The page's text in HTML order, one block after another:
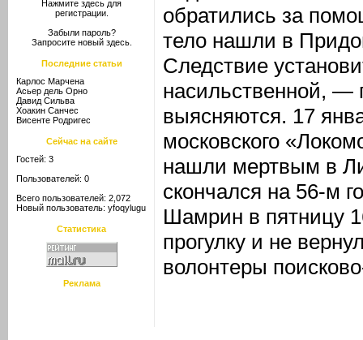
Нажмите здесь для
регистрации.
Забыли пароль?
Запросите новый здесь.
Последние статьи
Карлос Марчена
Асьер дель Орно
Давид Сильва
Хоакин Санчес
Висенте Родригес
Сейчас на сайте
Гостей: 3
Пользователей: 0
Всего пользователей: 2,072
Новый пользователь: yfoqylugu
Статистика
Реклама
обратились за
тело нашли в
Следствие
насильственной, —
выясняются. 17
московского
нашли мертвым в
скончался на 56-м
Шамрин в пятницу
прогулку и не
волонтеры